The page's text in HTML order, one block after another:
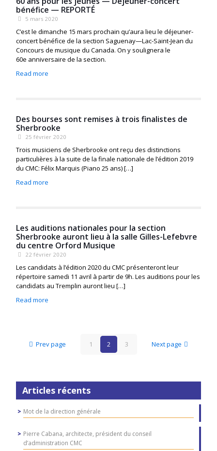
bénéfice — REPORTÉ
5 mars 2020
C’est le dimanche 15 mars prochain qu’aura lieu le déjeuner-
concert bénéfice de la section Saguenay—Lac-Saint-Jean du
Concours de musique du Canada. On y soulignera le
60e anniversaire de la section.
Read more
Des bourses sont remises à trois finalistes de
Sherbrooke
25 février 2020
Trois musiciens de Sherbrooke ont reçu des distinctions
particulières à la suite de la finale nationale de l’édition 2019
du CMC: Félix Marquis (Piano 25 ans)[…]
Read more
Les auditions nationales pour la section
Sherbrooke auront lieu à la salle Gilles-Lefebvre
du centre Orford Musique
22 février 2020
Les candidats à l’édition 2020 du CMC présenteront leur
répertoire samedi 11 avril à partir de 9h. Les auditions pour les
candidats au Tremplin auront lieu […]
Read more
Prev page 1 2 3 Next page
Articles récents
Mot de la direction générale
Pierre Cabana, architecte, président du conseil
d’administration CMC